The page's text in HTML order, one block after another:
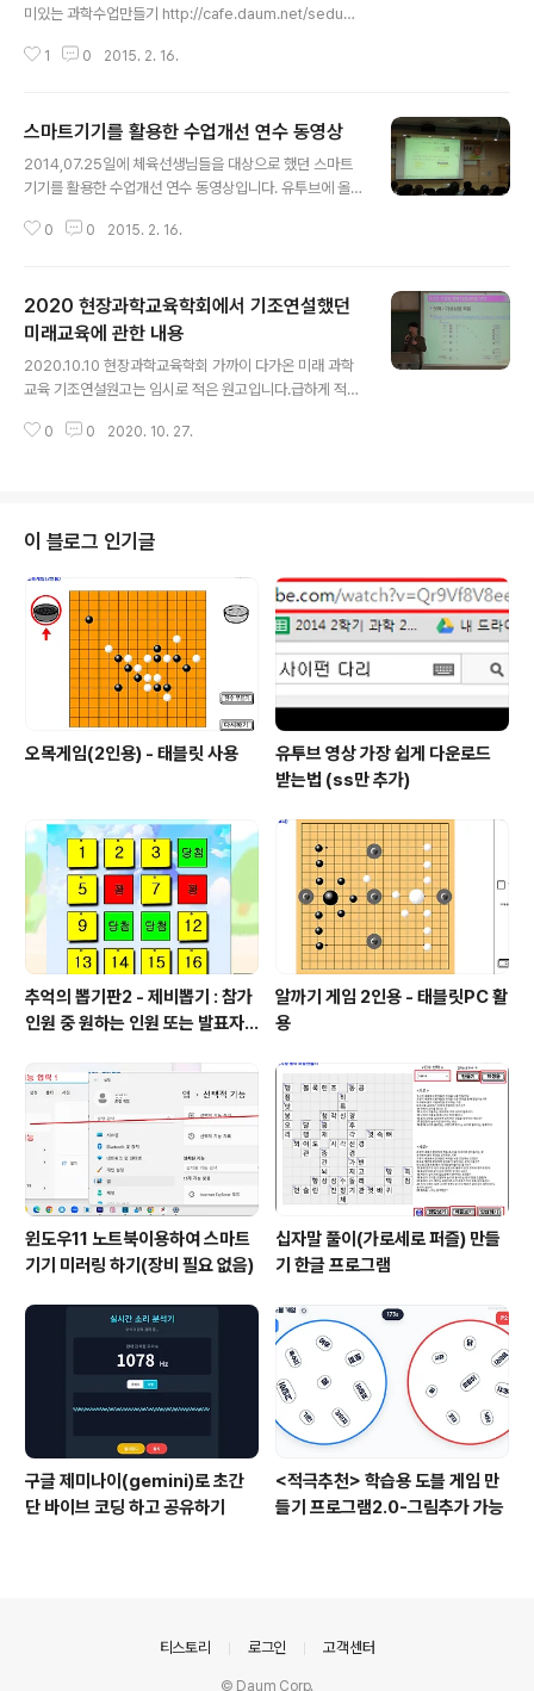
미있는 과학수업만들기 http://cafe.daum.net/sedu2
라인 모임에서 발표했던'골든벨 프로그램을 활용한 수업'
분으로 제한되어 있어서 발표속도가 상당히 빠릅니다.그리
고 지나고 나서 보니 중요한 이야기들 몇개를 놓쳤네요. 아
쉽습니다. 한번 보시면 대충 수업시간에 사용하실 수 있을
관련있는 자료들은 링크로 연결해 놓았습니다. 프로그램은
1 0 2015. 2. 16.
스마트기기를 활용한 수업개선 연수 동영상
2014,07.25일에 체육선생님들을 대상으로 했던 스마트
기기를 활용한 수업개선 연수 동영상입니다. 유투브에 올
있구요. 대부분의 내용은 범교과적인 내용입니다. 다른 교
던 스마트기기를 활용한 수업개선 연수내용입니다.
0 0 2015. 2. 16.
2020 현장과학교육학회에서 기조연설했던
미래교육에 관한 내용
2020.10.10 현장과학교육학회 가까이 다가온 미래 과학
교육 기조연설원고는 임시로 적은 원고입니다.급하게 적어
보니, 우리는 이미 온라인 교육을 통해서 미래교육을 하고
0 0 2020. 10. 27.
이 블로그 인기글
오목게임(2인용) - 태블릿 사용
유투브 영상 가장 쉽게 다운로드
받는법 (ss만 추가)
추억의 뽑기판2 - 제비뽑기 : 참가
인원 중 원하는 인원 또는 발표자
알까기 게임 2인용 - 태블릿PC 활
용
윈도우11 노트북이용하여 스마트
기기 미러링 하기(장비 필요 없음)
십자말 풀이(가로세로 퍼즐) 만들
기 한글 프로그램
구글 제미나이(gemini)로 초간
단 바이브 코딩 하고 공유하기
<적극추천> 학습용 도블 게임 만
들기 프로그램2.0-그림추가 가능
티스토리 로그인 고객센터
© Daum Corp.